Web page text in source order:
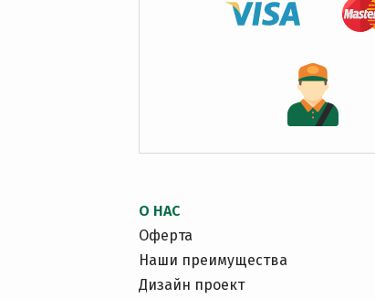
О НАС
Оферта
Наши преимущества
Дизайн проект